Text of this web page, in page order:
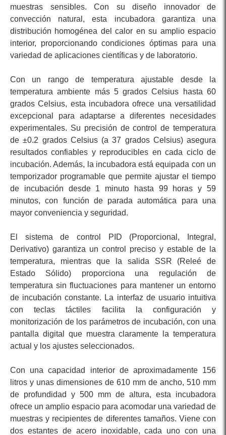
muestras sensibles. Con su diseño innovador de
convección natural, esta incubadora garantiza una
distribución homogénea del calor en su amplio espacio
interior, proporcionando condiciones óptimas para una
variedad de aplicaciones científicas y de laboratorio.
Con un rango de temperatura ajustable desde la
temperatura ambiente más 5 grados Celsius hasta 60
grados Celsius, esta incubadora ofrece una versatilidad
excepcional para adaptarse a diferentes necesidades
experimentales. Su precisión de control de temperatura
de ±0.2 grados Celsius (a 37 grados Celsius) asegura
resultados confiables y reproducibles en cada ciclo de
incubación. Además, la incubadora está equipada con un
temporizador programable que permite ajustar el tiempo
de incubación desde 1 minuto hasta 99 horas y 59
minutos, con función de parada automática para una
mayor conveniencia y seguridad.
El sistema de control PID (Proporcional, Integral,
Derivativo) garantiza un control preciso y estable de la
temperatura, mientras que la salida SSR (Releé de
Estado Sólido) proporciona una regulación de
temperatura sin fluctuaciones para mantener un entorno
de incubación constante. La interfaz de usuario intuitiva
con teclas táctiles facilita la configuración y
monitorización de los parámetros de incubación, con una
pantalla digital que muestra claramente la temperatura
actual y los ajustes seleccionados.
Con una capacidad interior de aproximadamente 156
litros y unas dimensiones de 610 mm de ancho, 510 mm
de profundidad y 500 mm de altura, esta incubadora
ofrece un amplio espacio para acomodar una variedad de
muestras y recipientes de diferentes tamaños. Viene con
dos estantes de acero inoxidable, cada uno con una